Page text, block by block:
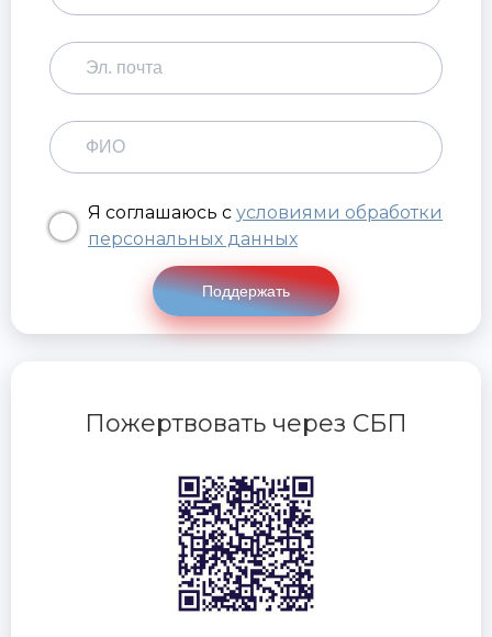
Я соглашаюсь с условиями обработки
персональных данных
Поддержать
Пожертвовать через СБП